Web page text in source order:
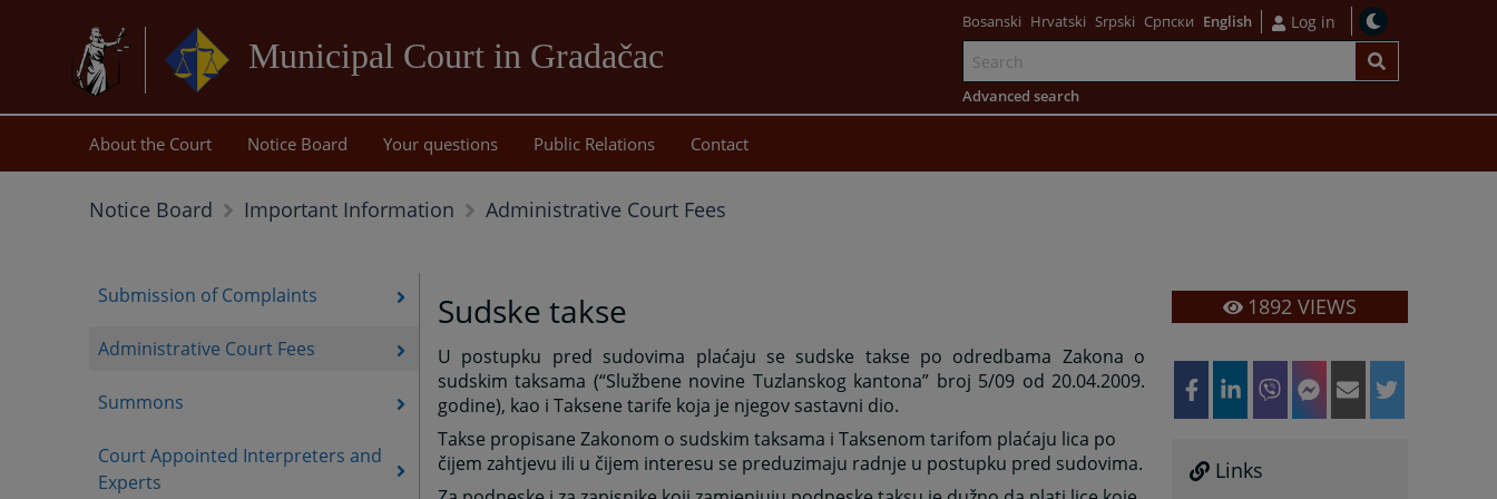
Municipal Court in Gradačac
main
content
Bosanski Hrvatski Srpski Српски English Log in
Advanced search
About the Court Notice Board Your questions Public Relations Contact
Notice Board Important Information Administrative Court Fees
Submission of Complaints
Administrative Court Fees
Summons
Court Appointed Interpreters and
Experts
Sudske takse
U postupku pred sudovima plaćaju se sudske takse po odredbama Zakona o
sudskim taksama (“Službene novine Tuzlanskog kantona” broj 5/09 od 20.04.2009.
godine), kao i Taksene tarife koja je njegov sastavni dio.
Takse propisane Zakonom o sudskim taksama i Taksenom tarifom plaćaju lica po
čijem zahtjevu ili u čijem interesu se preduzimaju radnje u postupku pred sudovima.
1892 VIEWS
Links